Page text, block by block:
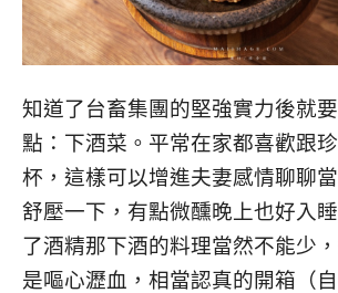
知道了台畜集團的堅強實力後就
點：下酒菜。平常在家都喜歡跟
杯，這樣可以增進夫妻感情聊聊
舒壓一下，有點微醺晚上也好入
了酒精那下酒的料理當然不能少
是嘔心瀝血，相當認真的開箱（自